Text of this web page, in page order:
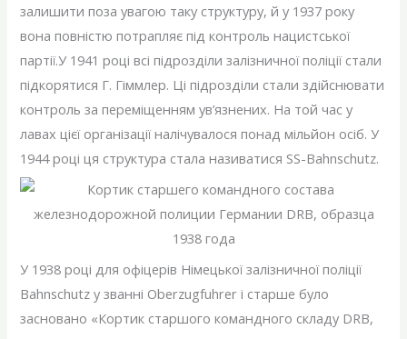
залишити поза увагою таку структуру, й у 1937 року
вона повністю потрапляє під контроль нацистської
партії.У 1941 році всі підрозділи залізничної поліції стали
підкорятися Г. Гіммлер. Ці підрозділи стали здійснювати
контроль за переміщенням ув’язнених. На той час у
лавах цієї організації налічувалося понад мільйон осіб. У
1944 році ця структура стала називатися SS-Bahnschutz.
У 1938 році для офіцерів Німецької залізничної поліції
Bahnschutz у званні Oberzugfuhrer і старше було
засновано «Кортик старшого командного складу DRB,